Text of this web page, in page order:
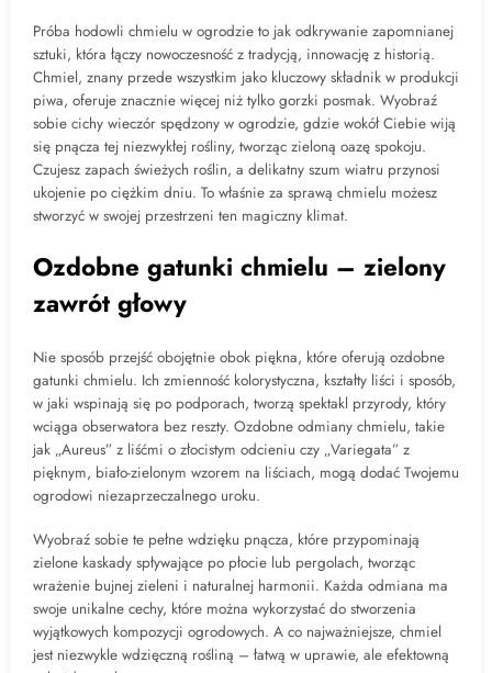
Próba hodowli chmielu w ogrodzie to jak odkrywanie zapomnianej
sztuki, która łączy nowoczesność z tradycją, innowację z historią.
Chmiel, znany przede wszystkim jako kluczowy składnik w produkcji
piwa, oferuje znacznie więcej niż tylko gorzki posmak. Wyobraź
sobie cichy wieczór spędzony w ogrodzie, gdzie wokół Ciebie wiją
się pnącza tej niezwykłej rośliny, tworząc zieloną oazę spokoju.
Czujesz zapach świeżych roślin, a delikatny szum wiatru przynosi
ukojenie po ciężkim dniu. To właśnie za sprawą chmielu możesz
stworzyć w swojej przestrzeni ten magiczny klimat.
Ozdobne gatunki chmielu – zielony
zawrót głowy
Nie sposób przejść obojętnie obok piękna, które oferują ozdobne
gatunki chmielu. Ich zmienność kolorystyczna, kształty liści i sposób,
w jaki wspinają się po podporach, tworzą spektakl przyrody, który
wciąga obserwatora bez reszty. Ozdobne odmiany chmielu, takie
jak „Aureus” z liśćmi o złocistym odcieniu czy „Variegata” z
pięknym, biało-zielonym wzorem na liściach, mogą dodać Twojemu
ogrodowi niezaprzeczalnego uroku.
Wyobraź sobie te pełne wdzięku pnącza, które przypominają
zielone kaskady spływające po płocie lub pergolach, tworząc
wrażenie bujnej zieleni i naturalnej harmonii. Każda odmiana ma
swoje unikalne cechy, które można wykorzystać do stworzenia
wyjątkowych kompozycji ogrodowych. A co najważniejsze, chmiel
jest niezwykle wdzięczną rośliną – łatwą w uprawie, ale efektowną